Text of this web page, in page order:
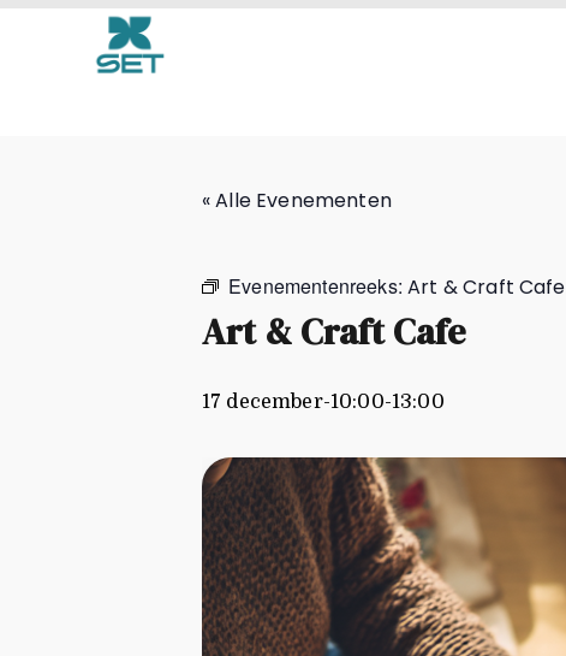
Art & Craft Cafe
« Alle Evenementen
Evenementenreeks:Art & Craft Cafe
Art & Craft Cafe
17 december-10:00-13:00